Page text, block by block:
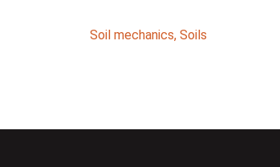
Soil mechanics, Soils